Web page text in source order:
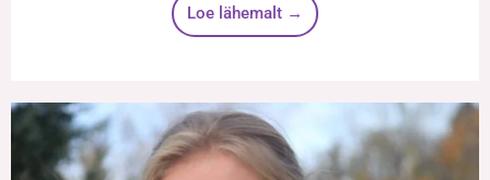
Loe lähemalt →